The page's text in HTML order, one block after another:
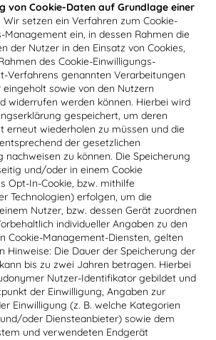
von Cookie-Daten auf Grundlage einer
Wir setzen ein Verfahren zum Cookie-
Management ein, in dessen Rahmen die
der Nutzer in den Einsatz von Cookies,
des Cookie-Einwilligungs-
Verfahrens genannten Verarbeitungen
eingeholt sowie von den Nutzern
widerrufen werden können. Hierbei wird
gespeichert, um deren
erneut wiederholen zu müssen und die
der gesetzlichen
nachweisen zu können. Die Speicherung
und/oder in einem Cookie
Opt-In-Cookie, bzw. mithilfe
Technologien) erfolgen, um die
Nutzer, bzw. dessen Gerät zuordnen
individueller Angaben zu den
Cookie-Management-Diensten, gelten
Hinweise: Die Dauer der Speicherung der
bis zu zwei Jahren betragen. Hierbei
Nutzer-Identifikator gebildet und
der Einwilligung, Angaben zur
Einwilligung (z. B. welche Kategorien
oder Diensteanbieter) sowie dem
und verwendeten Endgerät